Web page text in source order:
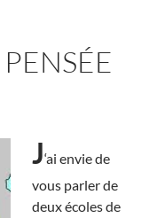
J‘ai envie de
vous parler de
deux écoles de